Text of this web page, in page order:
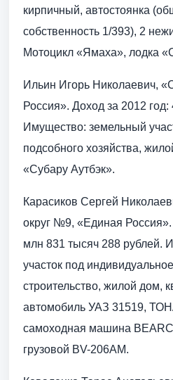
кирпичный, автостоянка
собственность 1/393), 2
Мотоцикл «Ямаха», лодка
Ильин Игорь Николаевич,
Россия». Доход за 2012
Имущество: земельный
подсобного хозяйства,
«Субару Аутбэк».
Карасиков Сергей
округ №9, «Единая
млн 831 тысяч 288 рублей.
участок под
строительство, жилой дом,
автомобиль УАЗ 31519,
самоходная машина
грузовой BV-206AM.